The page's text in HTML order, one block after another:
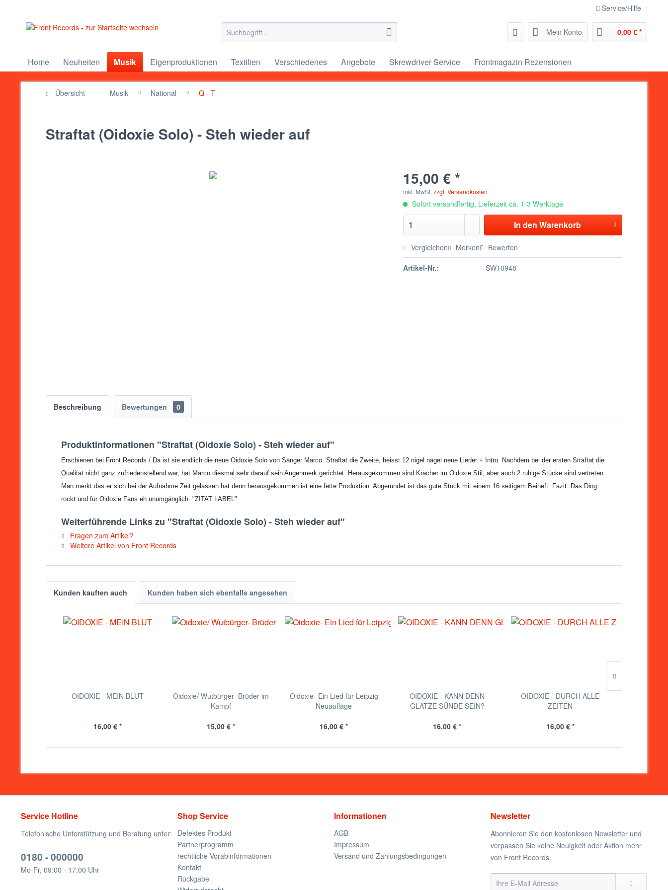
Service/Hilfe
Mein Konto 0,00 € *
Home Neuheiten Musik Eigenproduktionen Textilien Verschiedenes Angebote Skrewdriver Service Frontmagazin Rezensionen
Übersicht Musik National Q - T
Straftat (Oidoxie Solo) - Steh wieder auf
15,00 € *
inkl. MwSt.zzgl. Versandkosten
Sofort versandfertig, Lieferzeit ca. 1-3 Werktage
In den Warenkorb
Vergleichen Merken Bewerten
Artikel-Nr.: SW10948
Beschreibung Bewertungen 0
Produktinformationen "Straftat (Oidoxie Solo) - Steh wieder auf"
Erschienen bei Front Records / Da ist sie endlich die neue Oidoxie Solo von Sänger Marco. Straftat die Zweite, heisst 12 nigel nagel neue Lieder + Intro. Nachdem bei der ersten Straftat die
Qualität nicht ganz zufriedenstellend war, hat Marco diesmal sehr darauf sein Augenmerk gerichtet. Herausgekommen sind Kracher im Oidoxie Stil, aber auch 2 ruhige Stücke sind vertreten.
Man merkt das er sich bei der Aufnahme Zeit gelassen hat denn herausgekommen ist eine fette Produktion. Abgerundet ist das gute Stück mit einem 16 seitigem Beiheft. Fazit: Das Ding
rockt und für Oidoxie Fans eh unumgänglich. "ZITAT LABEL"
Weiterführende Links zu "Straftat (Oidoxie Solo) - Steh wieder auf"
Fragen zum Artikel?
Weitere Artikel von Front Records
Kunden kauften auch Kunden haben sich ebenfalls angesehen
OIDOXIE - MEIN BLUT
16,00 € *
Oidoxie/ Wutbürger- Brüder im
Kampf
15,00 € *
Oidoxie- Ein Lied für Leipzig
Neuauflage
16,00 € *
OIDOXIE - KANN DENN
GLATZE SÜNDE SEIN?
16,00 € *
OIDOXIE - DURCH ALLE
ZEITEN
16,00 € *
Service Hotline
Telefonische Unterstützung und Beratung unter:
0180 - 000000
Mo-Fr, 09:00 - 17:00 Uhr
Shop Service
Defektes Produkt
Partnerprogramm
rechtliche Vorabinformationen
Kontakt
Rückgabe
Informationen
AGB
Impressum
Versand und Zahlungsbedingungen
Newsletter
Abonnieren Sie den kostenlosen Newsletter und
verpassen Sie keine Neuigkeit oder Aktion mehr
von Front Records.